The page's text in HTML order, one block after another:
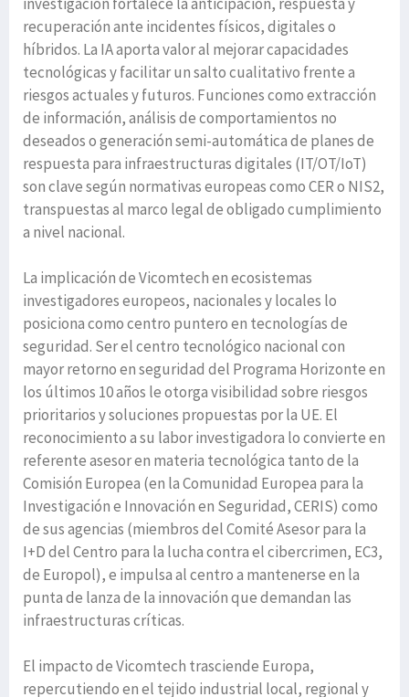
investigación fortalece la anticipación, respuesta y
recuperación ante incidentes físicos, digitales o
híbridos. La IA aporta valor al mejorar capacidades
tecnológicas y facilitar un salto cualitativo frente a
riesgos actuales y futuros. Funciones como extracción
de información, análisis de comportamientos no
deseados o generación semi-automática de planes de
respuesta para infraestructuras digitales (IT/OT/IoT)
son clave según normativas europeas como CER o NIS2,
transpuestas al marco legal de obligado cumplimiento
a nivel nacional.
La implicación de Vicomtech en ecosistemas
investigadores europeos, nacionales y locales lo
posiciona como centro puntero en tecnologías de
seguridad. Ser el centro tecnológico nacional con
mayor retorno en seguridad del Programa Horizonte en
los últimos 10 años le otorga visibilidad sobre riesgos
prioritarios y soluciones propuestas por la UE. El
reconocimiento a su labor investigadora lo convierte en
referente asesor en materia tecnológica tanto de la
Comisión Europea (en la Comunidad Europea para la
Investigación e Innovación en Seguridad, CERIS) como
de sus agencias (miembros del Comité Asesor para la
I+D del Centro para la lucha contra el cibercrimen, EC3,
de Europol), e impulsa al centro a mantenerse en la
punta de lanza de la innovación que demandan las
infraestructuras críticas.
El impacto de Vicomtech trasciende Europa,
repercutiendo en el tejido industrial local, regional y